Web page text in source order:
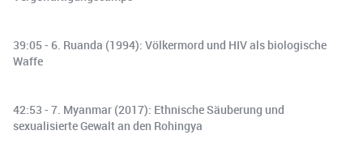
39:05 - 6. Ruanda (1994): Völkermord und HIV als biologische
Waffe
42:53 - 7. Myanmar (2017): Ethnische Säuberung und
sexualisierte Gewalt an den Rohingya